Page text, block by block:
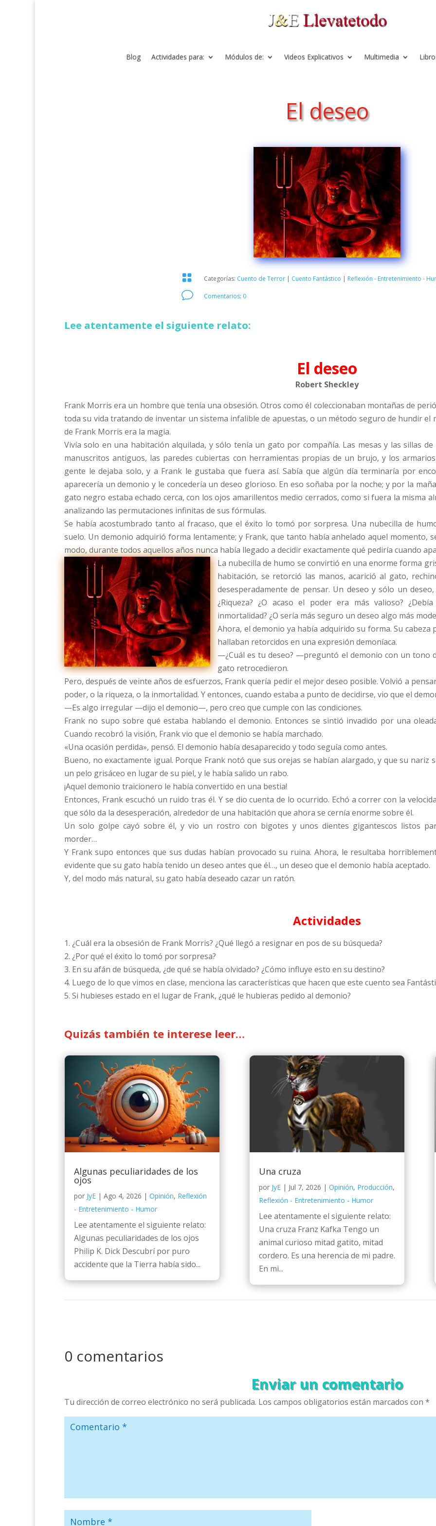
Blog Actividades para: Módulos de: Videos Explicativos Multimedia
El deseo
 Categorías: Cuento de Terror | Cuento Fantástico | Reflexión - Entretenimiento -
v Comentarios: 0
Lee atentamente el siguiente relato:
El deseo
Robert Sheckley
Frank Morris era un hombre que tenía una obsesión. Otros como él coleccionaban montañas de
toda su vida tratando de inventar un sistema infalible de apuestas, o un método seguro de hundir el
de Frank Morris era la magia.
Vivía solo en una habitación alquilada, y sólo tenía un gato por compañía. Las mesas y las sillas
manuscritos antiguos, las paredes cubiertas con herramientas propias de un brujo, y los
gente le dejaba solo, y a Frank le gustaba que fuera así. Sabía que algún día terminaría por
aparecería un demonio y le concedería un deseo glorioso. En eso soñaba por la noche; y por la
gato negro estaba echado cerca, con los ojos amarillentos medio cerrados, como si fuera la misma
analizando las permutaciones infinitas de sus fórmulas.
Se había acostumbrado tanto al fracaso, que el éxito lo tomó por sorpresa. Una nubecilla de
suelo. Un demonio adquirió forma lentamente; y Frank, que tanto había anhelado aquel momento,
modo, durante todos aquellos años nunca había llegado a decidir exactamente qué pediría cuando
La nubecilla de humo se convirtió en una enorme forma
habitación, se retorció las manos, acarició al gato,
desesperadamente de pensar. Un deseo y sólo un
¿Riqueza? ¿O acaso el poder era más valioso?
inmortalidad? ¿O sería más seguro un deseo algo más
Ahora, el demonio ya había adquirido su forma. Su
hallaban retorcidos en una expresión demoníaca.
—¿Cuál es tu deseo? —preguntó el demonio con un tono
gato retrocedieron.
Pero, después de veinte años de esfuerzos, Frank quería pedir el mejor deseo posible. Volvió a
poder, o la riqueza, o la inmortalidad. Y entonces, cuando estaba a punto de decidirse, vio que el
—Es algo irregular —dijo el demonio—, pero creo que cumple con las condiciones.
Frank no supo sobre qué estaba hablando el demonio. Entonces se sintió invadido por una
Cuando recobró la visión, Frank vio que el demonio se había marchado.
«Una ocasión perdida», pensó. El demonio había desaparecido y todo seguía como antes.
Bueno, no exactamente igual. Porque Frank notó que sus orejas se habían alargado, y que su nariz
un pelo grisáceo en lugar de su piel, y le había salido un rabo.
¡Aquel demonio traicionero le había convertido en una bestia!
Entonces, Frank escuchó un ruido tras él. Y se dio cuenta de lo ocurrido. Echó a correr con la
que sólo da la desesperación, alrededor de una habitación que ahora se cernía enorme sobre él.
Un solo golpe cayó sobre él, y vio un rostro con bigotes y unos dientes gigantescos listos
morder…
Y Frank supo entonces que sus dudas habían provocado su ruina. Ahora, le resultaba
evidente que su gato había tenido un deseo antes que él…, un deseo que el demonio había aceptado.
Y, del modo más natural, su gato había deseado cazar un ratón.
Actividades
1. ¿Cuál era la obsesión de Frank Morris? ¿Qué llegó a resignar en pos de su búsqueda?
2. ¿Por qué el éxito lo tomó por sorpresa?
3. En su afán de búsqueda, ¿de qué se había olvidado? ¿Cómo influye esto en su destino?
4. Luego de lo que vimos en clase, menciona las características que hacen que este cuento sea
5. Si hubieses estado en el lugar de Frank, ¿qué le hubieras pedido al demonio?
Quizás también te interese leer…
Algunas peculiaridades de los
ojos
por JyE | Ago 4, 2026 | Opinión, Reflexión
- Entretenimiento - Humor
Lee atentamente el siguiente relato:
Algunas peculiaridades de los ojos
Philip K. Dick Descubrí por puro
accidente que la Tierra había sido...
Una cruza
por JyE| Jul 7, 2026 | Opinión, Producción,
Reflexión - Entretenimiento - Humor
Lee atentamente el siguiente relato:
Una cruza Franz Kafka Tengo un
animal curioso mitad gatito, mitad
cordero. Es una herencia de mi padre.
En mi...
0 comentarios
Enviar un comentario
Tu dirección de correo electrónico no será publicada. Los campos obligatorios están marcados con *